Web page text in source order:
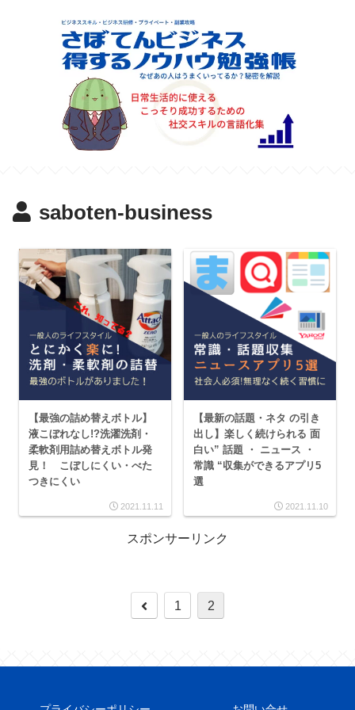
saboten-business
【最強の詰め替えボトル】
液こぼれなし!?洗濯洗剤・
柔軟剤用詰め替えボトル発
見！ こぼしにくい・べた
つきにくい
2021.11.11
【最新の話題・ネタ の引き
出し】楽しく続けられる 面
白い” 話題 ・ ニュース ・
常識 “収集ができるアプリ5
選
2021.11.10
スポンサーリンク
1 2